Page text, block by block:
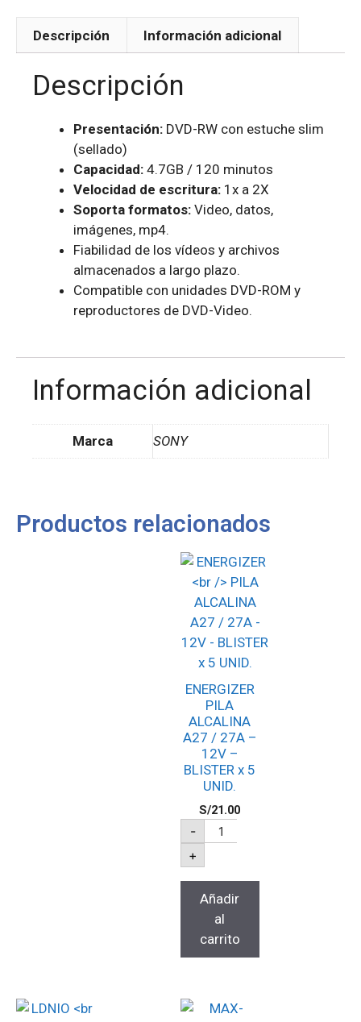
Descripción Información adicional
Descripción
Presentación: DVD-RW con estuche slim
(sellado)
Capacidad: 4.7GB / 120 minutos
Velocidad de escritura: 1x a 2X
Soporta formatos: Video, datos,
imágenes, mp4.
Fiabilidad de los vídeos y archivos
almacenados a largo plazo.
Compatible con unidades DVD-ROM y
reproductores de DVD-Video.
Información adicional
Marca SONY
Productos relacionados
ENERGIZER
PILA
ALCALINA
A27 / 27A –
12V –
BLISTER x 5
UNID.
S/21.00
-
+
Añadir
al
carrito